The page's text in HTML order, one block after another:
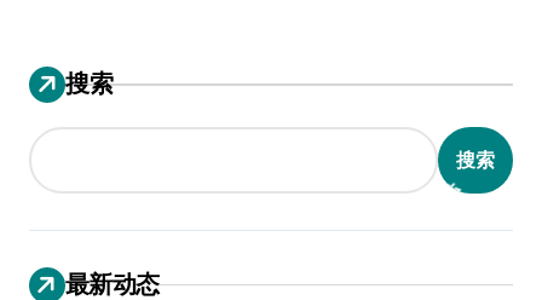
搜索
搜索
最新动态